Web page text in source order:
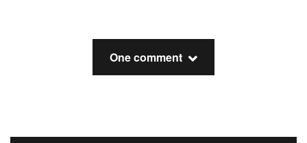
One comment